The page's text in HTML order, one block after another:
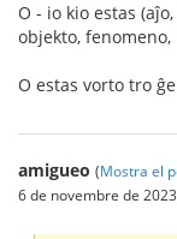
O - io kio estas
objekto,
O estas vorto tro
amigueo (Mostra el
6 de novembre de